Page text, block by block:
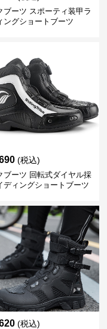
ブーツ スポーティ装甲ラ
ングショートブーツ
(税込)
ブーツ 回転式ダイヤル採
ディングショートブーツ
(税込)